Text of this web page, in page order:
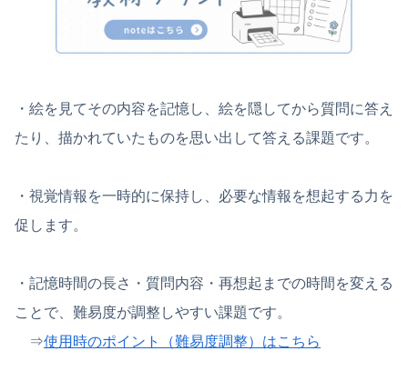
・絵を見てその内容を記憶し、絵を隠してから質問に答え
たり、描かれていたものを思い出して答える課題です。
・視覚情報を一時的に保持し、必要な情報を想起する力を
促します。
・記憶時間の長さ・質問内容・再想起までの時間を変える
ことで、難易度が調整しやすい課題です。
⇒使用時のポイント（難易度調整）はこちら